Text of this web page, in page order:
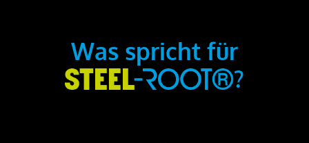
Was spricht für
?